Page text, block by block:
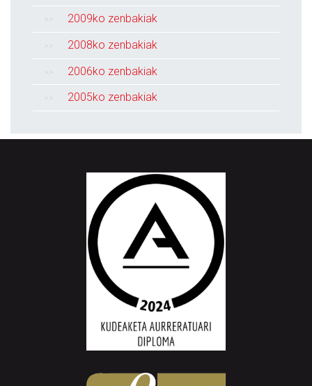
2009ko zenbakiak
2008ko zenbakiak
2006ko zenbakiak
2005ko zenbakiak